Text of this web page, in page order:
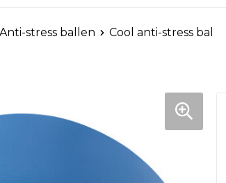
Anti-stress ballen Cool anti-stress bal